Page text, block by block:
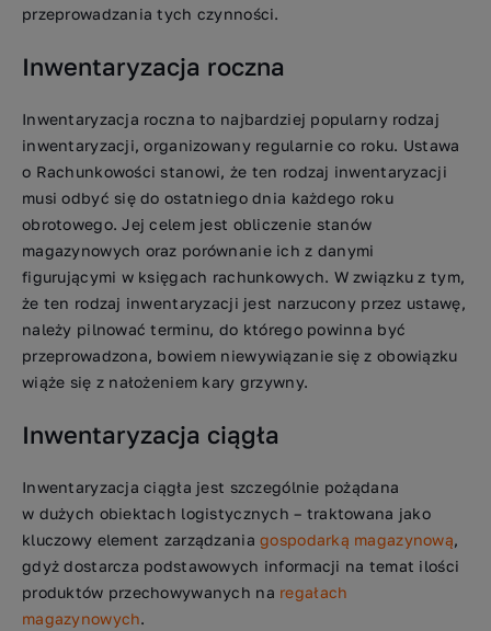
przeprowadzania tych czynności.
Inwentaryzacja roczna
Inwentaryzacja roczna to najbardziej popularny rodzaj
inwentaryzacji, organizowany regularnie co roku. Ustawa
o Rachunkowości stanowi, że ten rodzaj inwentaryzacji
musi odbyć się do ostatniego dnia każdego roku
obrotowego. Jej celem jest obliczenie stanów
magazynowych oraz porównanie ich z danymi
figurującymi w księgach rachunkowych. W związku z tym,
że ten rodzaj inwentaryzacji jest narzucony przez ustawę,
należy pilnować terminu, do którego powinna być
przeprowadzona, bowiem niewywiązanie się z obowiązku
wiąże się z nałożeniem kary grzywny.
Inwentaryzacja ciągła
Inwentaryzacja ciągła jest szczególnie pożądana
w dużych obiektach logistycznych – traktowana jako
kluczowy element zarządzaniagospodarką magazynową,
gdyż dostarcza podstawowych informacji na temat ilości
produktów przechowywanych na regałach
magazynowych.